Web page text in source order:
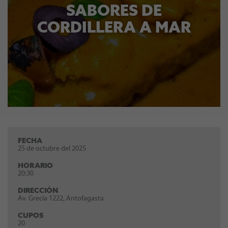
SABORES DE
CORDILLERA A MAR
FECHA
25 de octubre del 2025
HORARIO
20:30
DIRECCIÓN
Av. Grecia 1222, Antofagasta
CUPOS
20